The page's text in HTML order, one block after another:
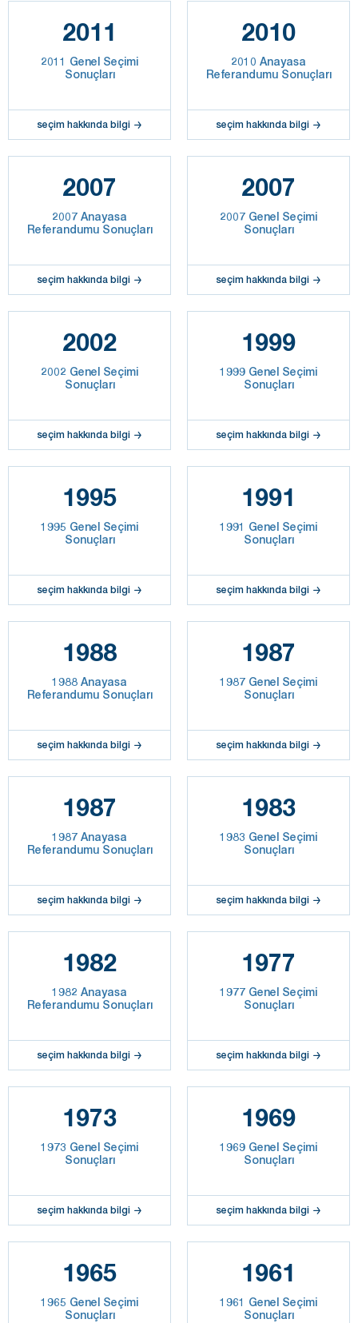
2011
2011 Genel Seçimi
Sonuçları
seçim hakkında bilgi
2010
2010 Anayasa
Referandumu Sonuçları
seçim hakkında bilgi
2007
2007 Anayasa
Referandumu Sonuçları
seçim hakkında bilgi
2007
2007 Genel Seçimi
Sonuçları
seçim hakkında bilgi
2002
2002 Genel Seçimi
Sonuçları
seçim hakkında bilgi
1999
1999 Genel Seçimi
Sonuçları
seçim hakkında bilgi
1995
1995 Genel Seçimi
Sonuçları
seçim hakkında bilgi
1991
1991 Genel Seçimi
Sonuçları
seçim hakkında bilgi
1988
1988 Anayasa
Referandumu Sonuçları
seçim hakkında bilgi
1987
1987 Genel Seçimi
Sonuçları
seçim hakkında bilgi
1987
1987 Anayasa
Referandumu Sonuçları
seçim hakkında bilgi
1983
1983 Genel Seçimi
Sonuçları
seçim hakkında bilgi
1982
1982 Anayasa
Referandumu Sonuçları
seçim hakkında bilgi
1977
1977 Genel Seçimi
Sonuçları
seçim hakkında bilgi
1973
1973 Genel Seçimi
Sonuçları
seçim hakkında bilgi
1969
1969 Genel Seçimi
Sonuçları
seçim hakkında bilgi
1965
1965 Genel Seçimi
Sonuçları
1961
1961 Genel Seçimi
Sonuçları